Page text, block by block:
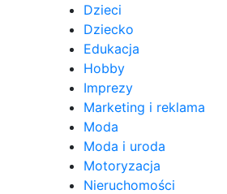
Dzieci
Dziecko
Edukacja
Hobby
Imprezy
Marketing i reklama
Moda
Moda i uroda
Motoryzacja
Nieruchomości